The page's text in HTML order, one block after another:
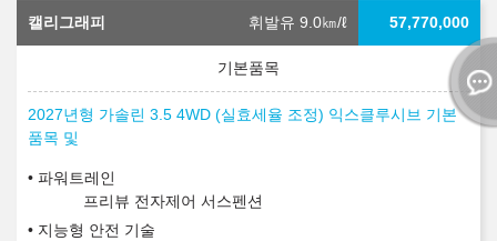
캘리그래피 휘발유 9.0㎞/ℓ 57,770,000
2027년형 가솔린 3.5 4WD (실효세율 조정) 익스클루시브 기본
품목 및
파워트레인
프리뷰 전자제어 서스펜션
지능형 안전 기술